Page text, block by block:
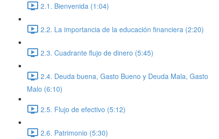
2.1. Bienvenida (1:04)
2.2. La importancia de la educación financiera (2:20)
2.3. Cuadrante flujo de dinero (5:45)
2.4. Deuda buena, Gasto Bueno y Deuda Mala, Gasto
Malo (6:10)
2.5. Flujo de efectivo (5:12)
2.6. Patrimonio (5:30)